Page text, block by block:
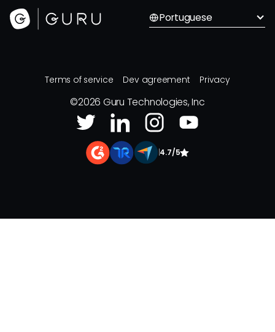
Portuguese
Terms of service Dev agreement Privacy
©2026 Guru Technologies, Inc
4.7/5